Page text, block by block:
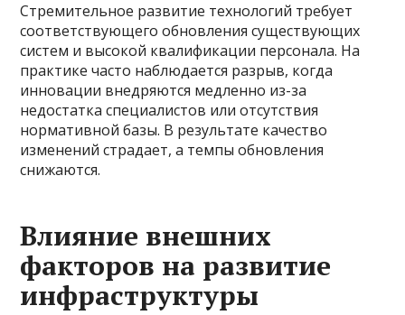
Стремительное развитие технологий требует
соответствующего обновления существующих
систем и высокой квалификации персонала. На
практике часто наблюдается разрыв, когда
инновации внедряются медленно из-за
недостатка специалистов или отсутствия
нормативной базы. В результате качество
изменений страдает, а темпы обновления
снижаются.
Влияние внешних
факторов на развитие
инфраструктуры